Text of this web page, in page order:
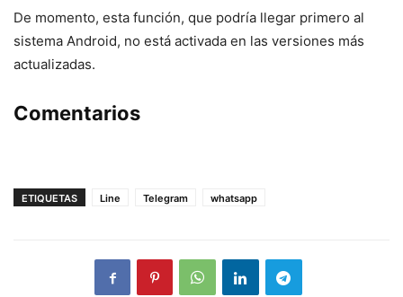
De momento, esta función, que podría llegar primero al
sistema Android, no está activada en las versiones más
actualizadas.
Comentarios
ETIQUETAS Line Telegram whatsapp